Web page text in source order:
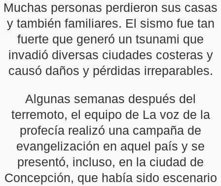
Muchas personas perdieron sus casas
y también familiares. El sismo fue tan
fuerte que generó un tsunami que
invadió diversas ciudades costeras y
causó daños y pérdidas irreparables.
Algunas semanas después del
terremoto, el equipo de La voz de la
profecía realizó una campaña de
evangelización en aquel país y se
presentó, incluso, en la ciudad de
Concepción, que había sido escenario